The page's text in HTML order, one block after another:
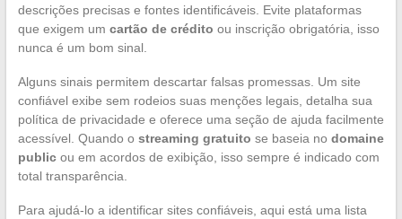
descrições precisas e fontes identificáveis. Evite plataformas
que exigem um cartão de crédito ou inscrição obrigatória, isso
nunca é um bom sinal.
Alguns sinais permitem descartar falsas promessas. Um site
confiável exibe sem rodeios suas menções legais, detalha sua
política de privacidade e oferece uma seção de ajuda facilmente
acessível. Quando o streaming gratuito se baseia no domaine
publicou em acordos de exibição, isso sempre é indicado com
total transparência.
Para ajudá-lo a identificar sites confiáveis, aqui está uma lista